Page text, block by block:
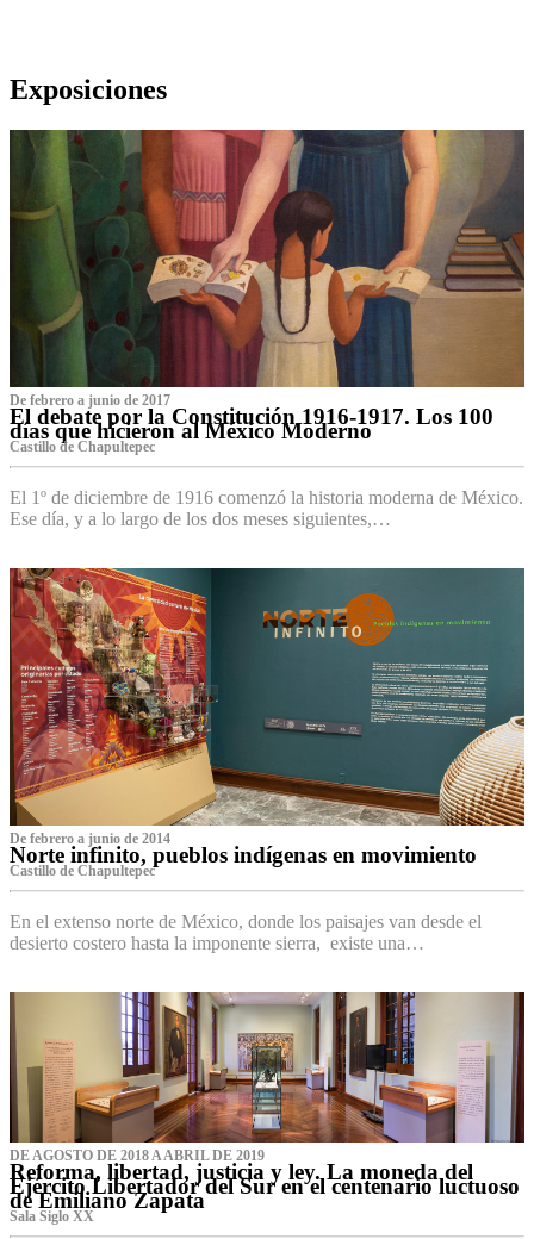
Exposiciones
De febrero a junio de 2017
El debate por la Constitución 1916-1917. Los 100
días que hicieron al México Moderno
Castillo de Chapultepec
El 1º de diciembre de 1916 comenzó la historia moderna de México.
Ese día, y a lo largo de los dos meses siguientes,…
De febrero a junio de 2014
Norte infinito, pueblos indígenas en movimiento
Castillo de Chapultepec
En el extenso norte de México, donde los paisajes van desde el
desierto costero hasta la imponente sierra, existe una…
DE AGOSTO DE 2018 A ABRIL DE 2019
Reforma, libertad, justicia y ley. La moneda del
Ejército Libertador del Sur en el centenario luctuoso
de Emiliano Zapata
Sala Siglo XX